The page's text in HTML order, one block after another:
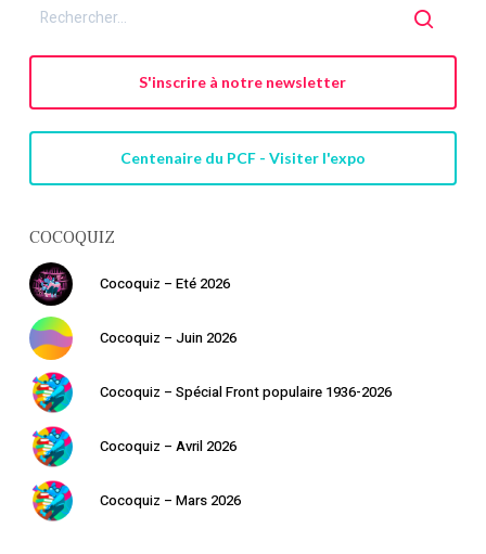
S'inscrire à notre newsletter
Centenaire du PCF - Visiter l'expo
COCOQUIZ
Cocoquiz – Eté 2026
Cocoquiz – Juin 2026
Cocoquiz – Spécial Front populaire 1936-2026
Cocoquiz – Avril 2026
Cocoquiz – Mars 2026